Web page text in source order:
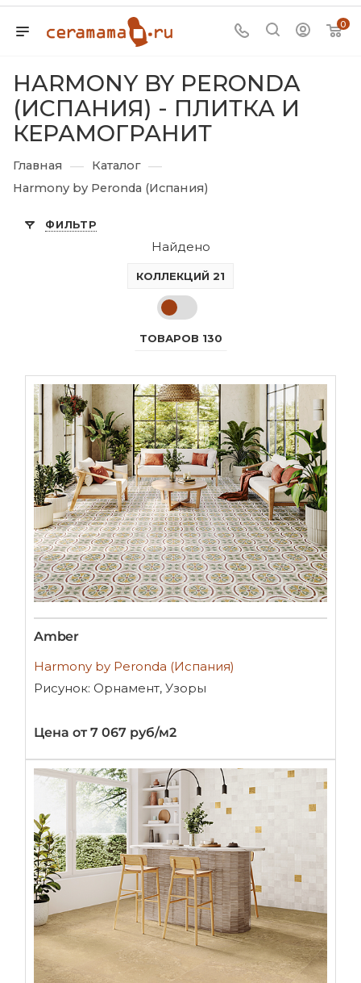
0
HARMONY BY PERONDA
(ИСПАНИЯ) - ПЛИТКА И
КЕРАМОГРАНИТ
Главная — Каталог —
Harmony by Peronda (Испания)
ФИЛЬТР
Найдено
КОЛЛЕКЦИЙ 21
ТОВАРОВ 130
Amber
Harmony by Peronda (Испания)
Рисунок: Орнамент, Узоры
Цена от 7 067 руб/м2